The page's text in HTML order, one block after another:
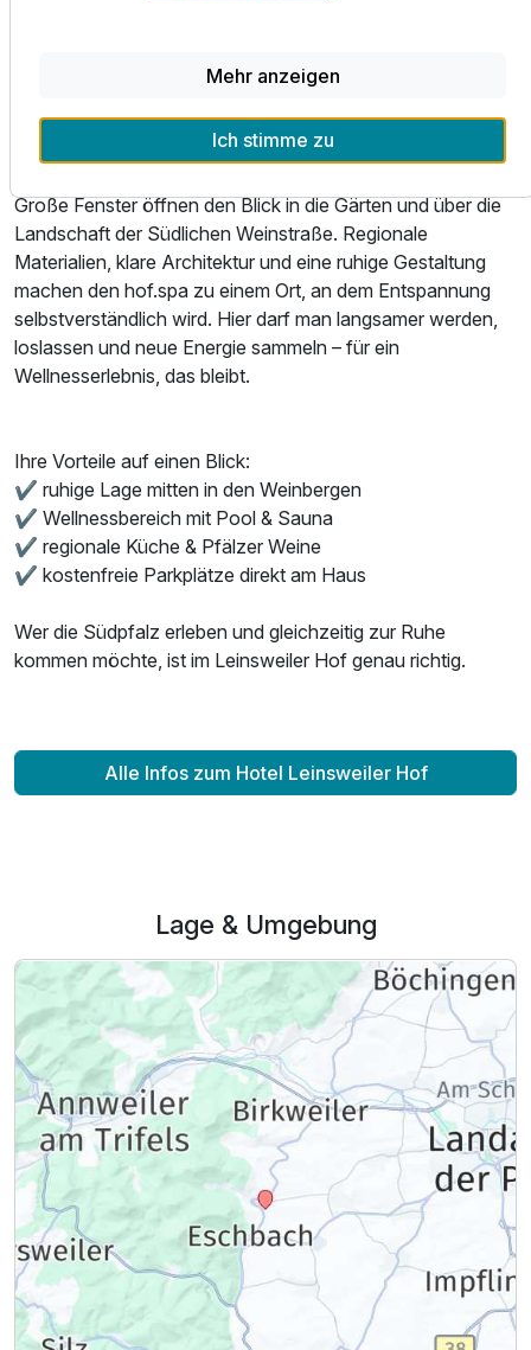
- Innen- und Außenpool mit Blick in die Weite
- Vielfältige Anwendungen & Massagen
- mehrere Vitalbars mit Erfrischungen und stellenweise
Große Fenster öffnen den Blick in die Gärten und über die
Landschaft der Südlichen Weinstraße. Regionale
Materialien, klare Architektur und eine ruhige Gestaltung
machen den hof.spa zu einem Ort, an dem Entspannung
selbstverständlich wird. Hier darf man langsamer werden,
loslassen und neue Energie sammeln – für ein
Wellnesserlebnis, das bleibt.
Ihre Vorteile auf einen Blick:
✔ ruhige Lage mitten in den Weinbergen
✔ Wellnessbereich mit Pool & Sauna
✔ regionale Küche & Pfälzer Weine
✔ kostenfreie Parkplätze direkt am Haus
Wer die Südpfalz erleben und gleichzeitig zur Ruhe
kommen möchte, ist im Leinsweiler Hof genau richtig.
Alle Infos zum Hotel Leinsweiler Hof
Lage & Umgebung
Mehr anzeigen
Ich stimme zu